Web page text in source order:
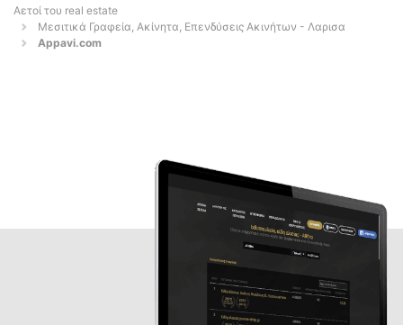
Αετοί του real estate
Μεσιτικά Γραφεία, Ακίνητα, Επενδύσεις Ακινήτων - Λαρισα
Appavi.com